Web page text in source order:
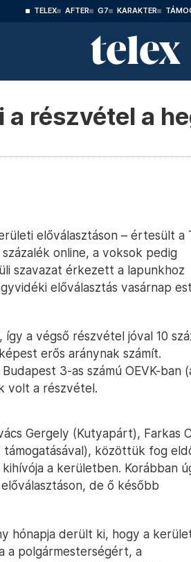
TELEX AFTER G7 KARAKTER
a részvétel a
előválasztáson – értesült a
online, a voksok pedig
szavazat érkezett a lapunkhoz
előválasztás vasárnap
a végső részvétel jóval 10
erős aránynak számít.
3-as számú OEVK-ban
volt a részvétel.
Gergely (Kutyapárt), Farkas
közöttük fog
a kerületben. Korábban
de ő később
hónapja derült ki, hogy a
a polgármesterségért, a